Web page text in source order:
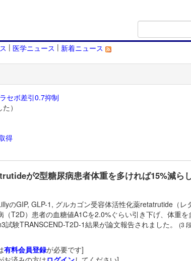
| 医学ニュース | 新着ニュース
セボ差引0.7抑制
）
得
が2型糖尿病患者体重を多ければ15%減ら
のGIP, GLP-1, グルカゴン受容体活性化薬retatrutide（レ
（T2D）患者の血糖値A1Cを2.0%ぐらい引き下げ、体重を
試験TRANSCEND-T2D-1結果が論文報告されました。
(3
有料会員登録が必要です]